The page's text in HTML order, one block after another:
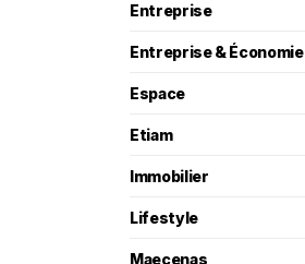
Entreprise
Entreprise & Économie
Espace
Etiam
Immobilier
Lifestyle
Maecenas